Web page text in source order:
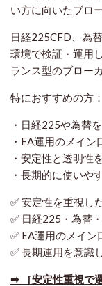
い方に向いたブロ
日経225CFD、為
環境で検証・運用
ランス型のブロー
特におすすめの方：
・日経225や為替
・EA運用のメイ
・安定性と透明性
・長期的に使いや
✅ 安定性を重視し
✅ 日経225・為替
✅ EA運用のメイン
✅ 長期運用を意識
➡ ［安定性重視で